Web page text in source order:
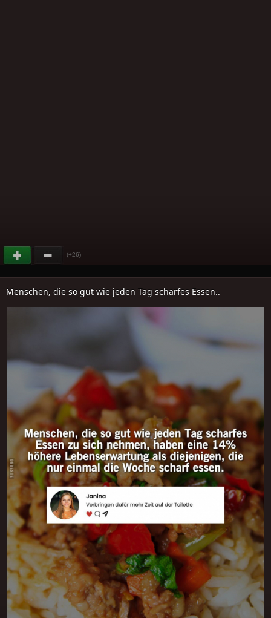
(+26)
Menschen, die so gut wie jeden Tag scharfes Essen..